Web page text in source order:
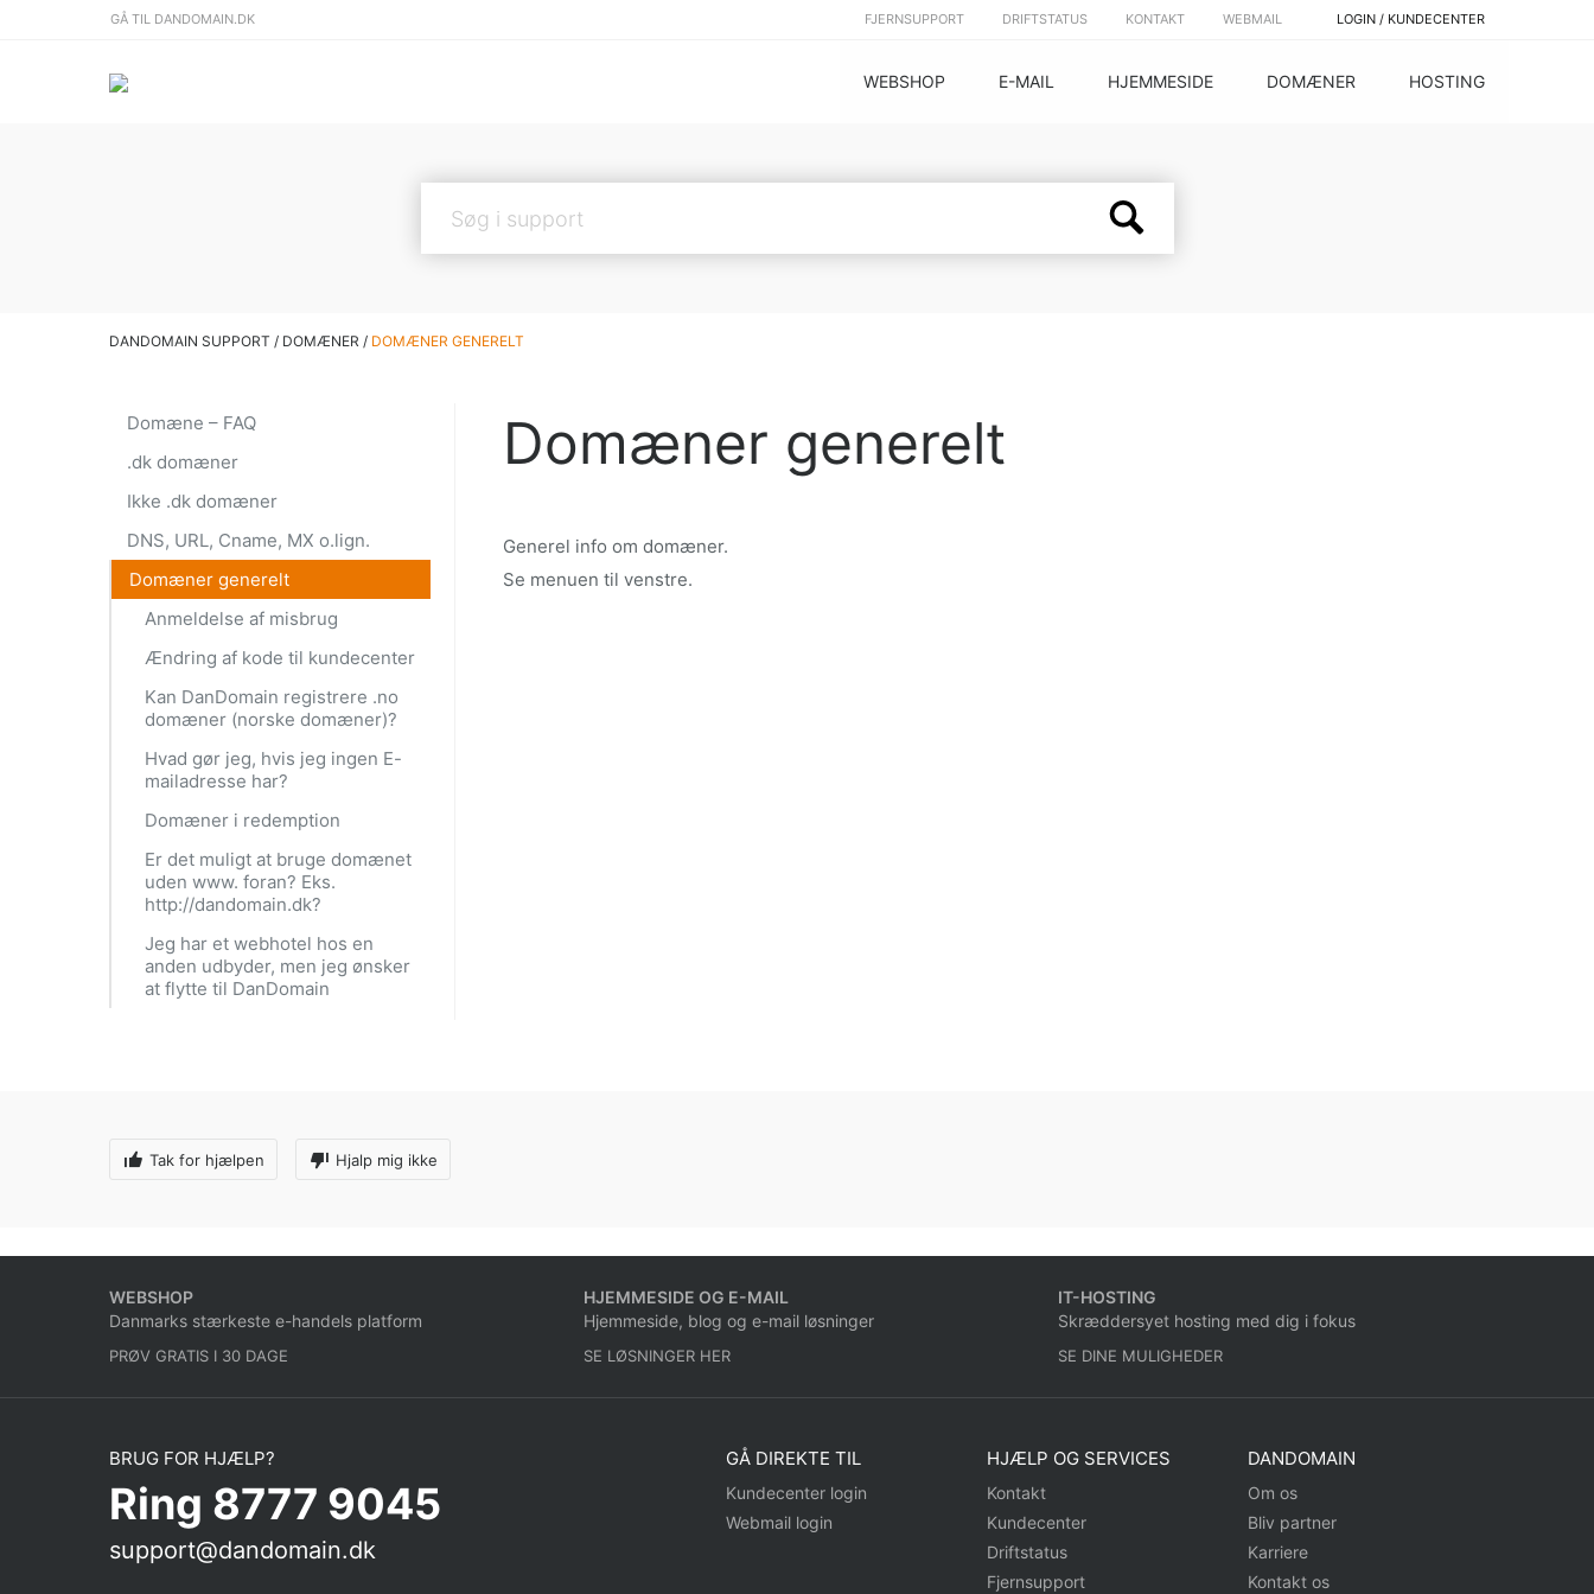
GÅ TIL DANDOMAIN.DK FJERNSUPPORT DRIFTSTATUS KONTAKT WEBMAIL LOGIN / KUNDECENTER
WEBSHOP E-MAIL HJEMMESIDE DOMÆNER HOSTING
DANDOMAIN SUPPORT / DOMÆNER / DOMÆNER GENERELT
Domæne – FAQ
.dk domæner
Ikke .dk domæner
DNS, URL, Cname, MX o.lign.
Domæner generelt
Anmeldelse af misbrug
Ændring af kode til kundecenter
Kan DanDomain registrere .no
domæner (norske domæner)?
Hvad gør jeg, hvis jeg ingen E-
mailadresse har?
Domæner i redemption
Er det muligt at bruge domænet
uden www. foran? Eks.
http://dandomain.dk?
Jeg har et webhotel hos en
anden udbyder, men jeg ønsker
at flytte til DanDomain
Domæner generelt
Generel info om domæner.
Se menuen til venstre.
Tak for hjælpen Hjalp mig ikke
WEBSHOP
Danmarks stærkeste e-handels platform
PRØV GRATIS I 30 DAGE
HJEMMESIDE OG E-MAIL
Hjemmeside, blog og e-mail løsninger
SE LØSNINGER HER
IT-HOSTING
Skræddersyet hosting med dig i fokus
SE DINE MULIGHEDER
BRUG FOR HJÆLP?
Ring 8777 9045
support@dandomain.dk
GÅ DIREKTE TIL
Kundecenter login
Webmail login
HJÆLP OG SERVICES
Kontakt
Kundecenter
Driftstatus
Fjernsupport
DANDOMAIN
Om os
Bliv partner
Karriere
Kontakt os